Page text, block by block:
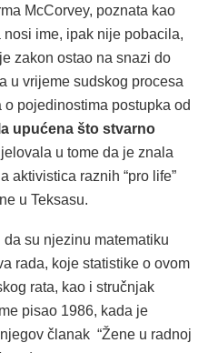
McCorvey, poznata kao
ime, ipak nije pobacila,
zakon ostao na snazi do
u vrijeme sudskog procesa
pojedinostima postupka od
upućena što stvarno
u tome da je znala
aktivistica raznih “pro life”
u Teksasu.
su njezinu matematiku
rada, koje statistike o ovom
rata, kao i stručnjak
pisao 1986, kada je
članak “Žene u radnoj